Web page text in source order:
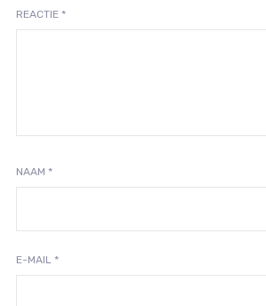
REACTIE *
NAAM *
E-MAIL *